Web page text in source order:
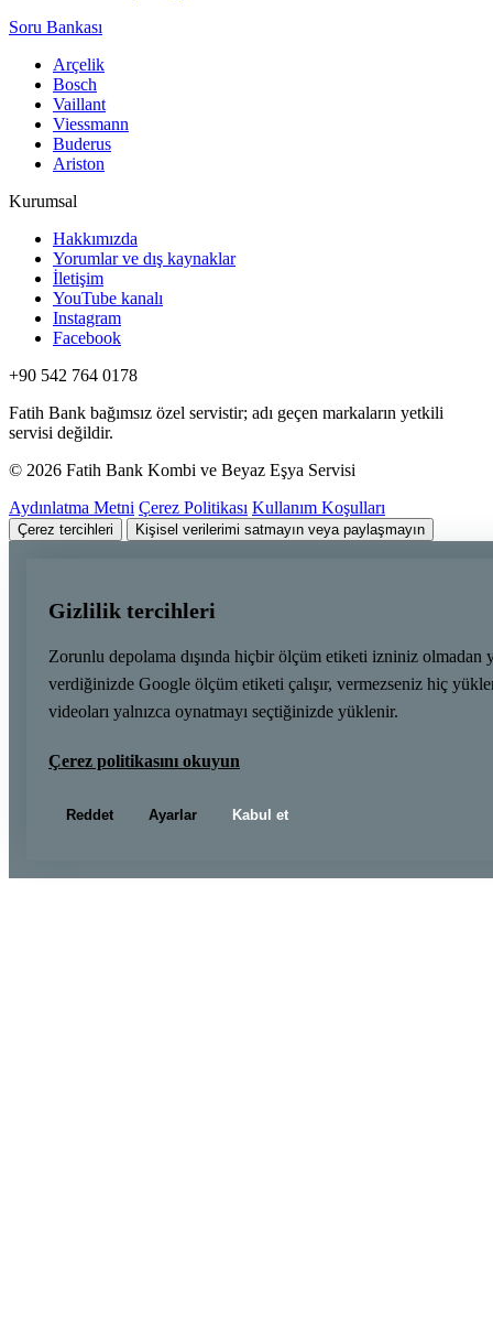
Soru Bankası
Arçelik
Bosch
Vaillant
Viessmann
Buderus
Ariston
Kurumsal
Hakkımızda
Yorumlar ve dış kaynaklar
İletişim
YouTube kanalı
Instagram
Facebook
+90 542 764 0178
Fatih Bank bağımsız özel servistir; adı geçen markaların yetkili
servisi değildir.
© 2026 Fatih Bank Kombi ve Beyaz Eşya Servisi
Aydınlatma Metni Çerez Politikası Kullanım Koşulları
Çerez tercihleri Kişisel verilerimi satmayın veya paylaşmayın
Gizlilik tercihleri
Zorunlu depolama dışında hiçbir ölçüm etiketi izniniz olmadan
verdiğinizde Google ölçüm etiketi çalışır, vermezseniz hiç
videoları yalnızca oynatmayı seçtiğinizde yüklenir.
Çerez politikasını okuyun
Reddet Ayarlar Kabul et